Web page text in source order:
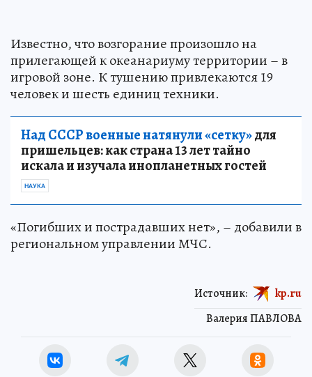
Известно, что возгорание произошло на
прилегающей к океанариуму территории – в
игровой зоне. К тушению привлекаются 19
человек и шесть единиц техники.
Над СССР военные натянули «сетку»для
пришельцев: как страна 13 лет тайно
искала и изучала инопланетных гостей
НАУКА
«Погибших и пострадавших нет», – добавили в
региональном управлении МЧС.
Валерия ПАВЛОВА
Источник: kp.ru